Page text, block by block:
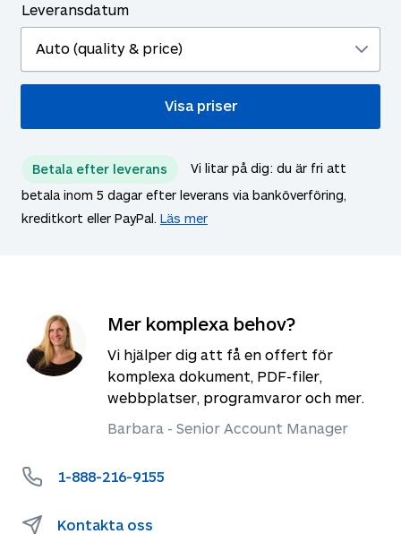
Leveransdatum
Betala efter leverans
Vi litar på dig: du är fri att
betala inom 5 dagar efter leverans via banköverföring,
kreditkort eller PayPal. Läs mer
Mer komplexa behov?
Vi hjälper dig att få en offert för
komplexa dokument, PDF-filer,
webbplatser, programvaror och mer.
Barbara - Senior Account Manager
1-888-216-9155
Kontakta oss